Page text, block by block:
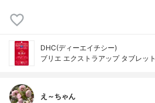
DHC(ディーエイチシー)
ブリエ エクストラアップ タブレット
え～ちゃん